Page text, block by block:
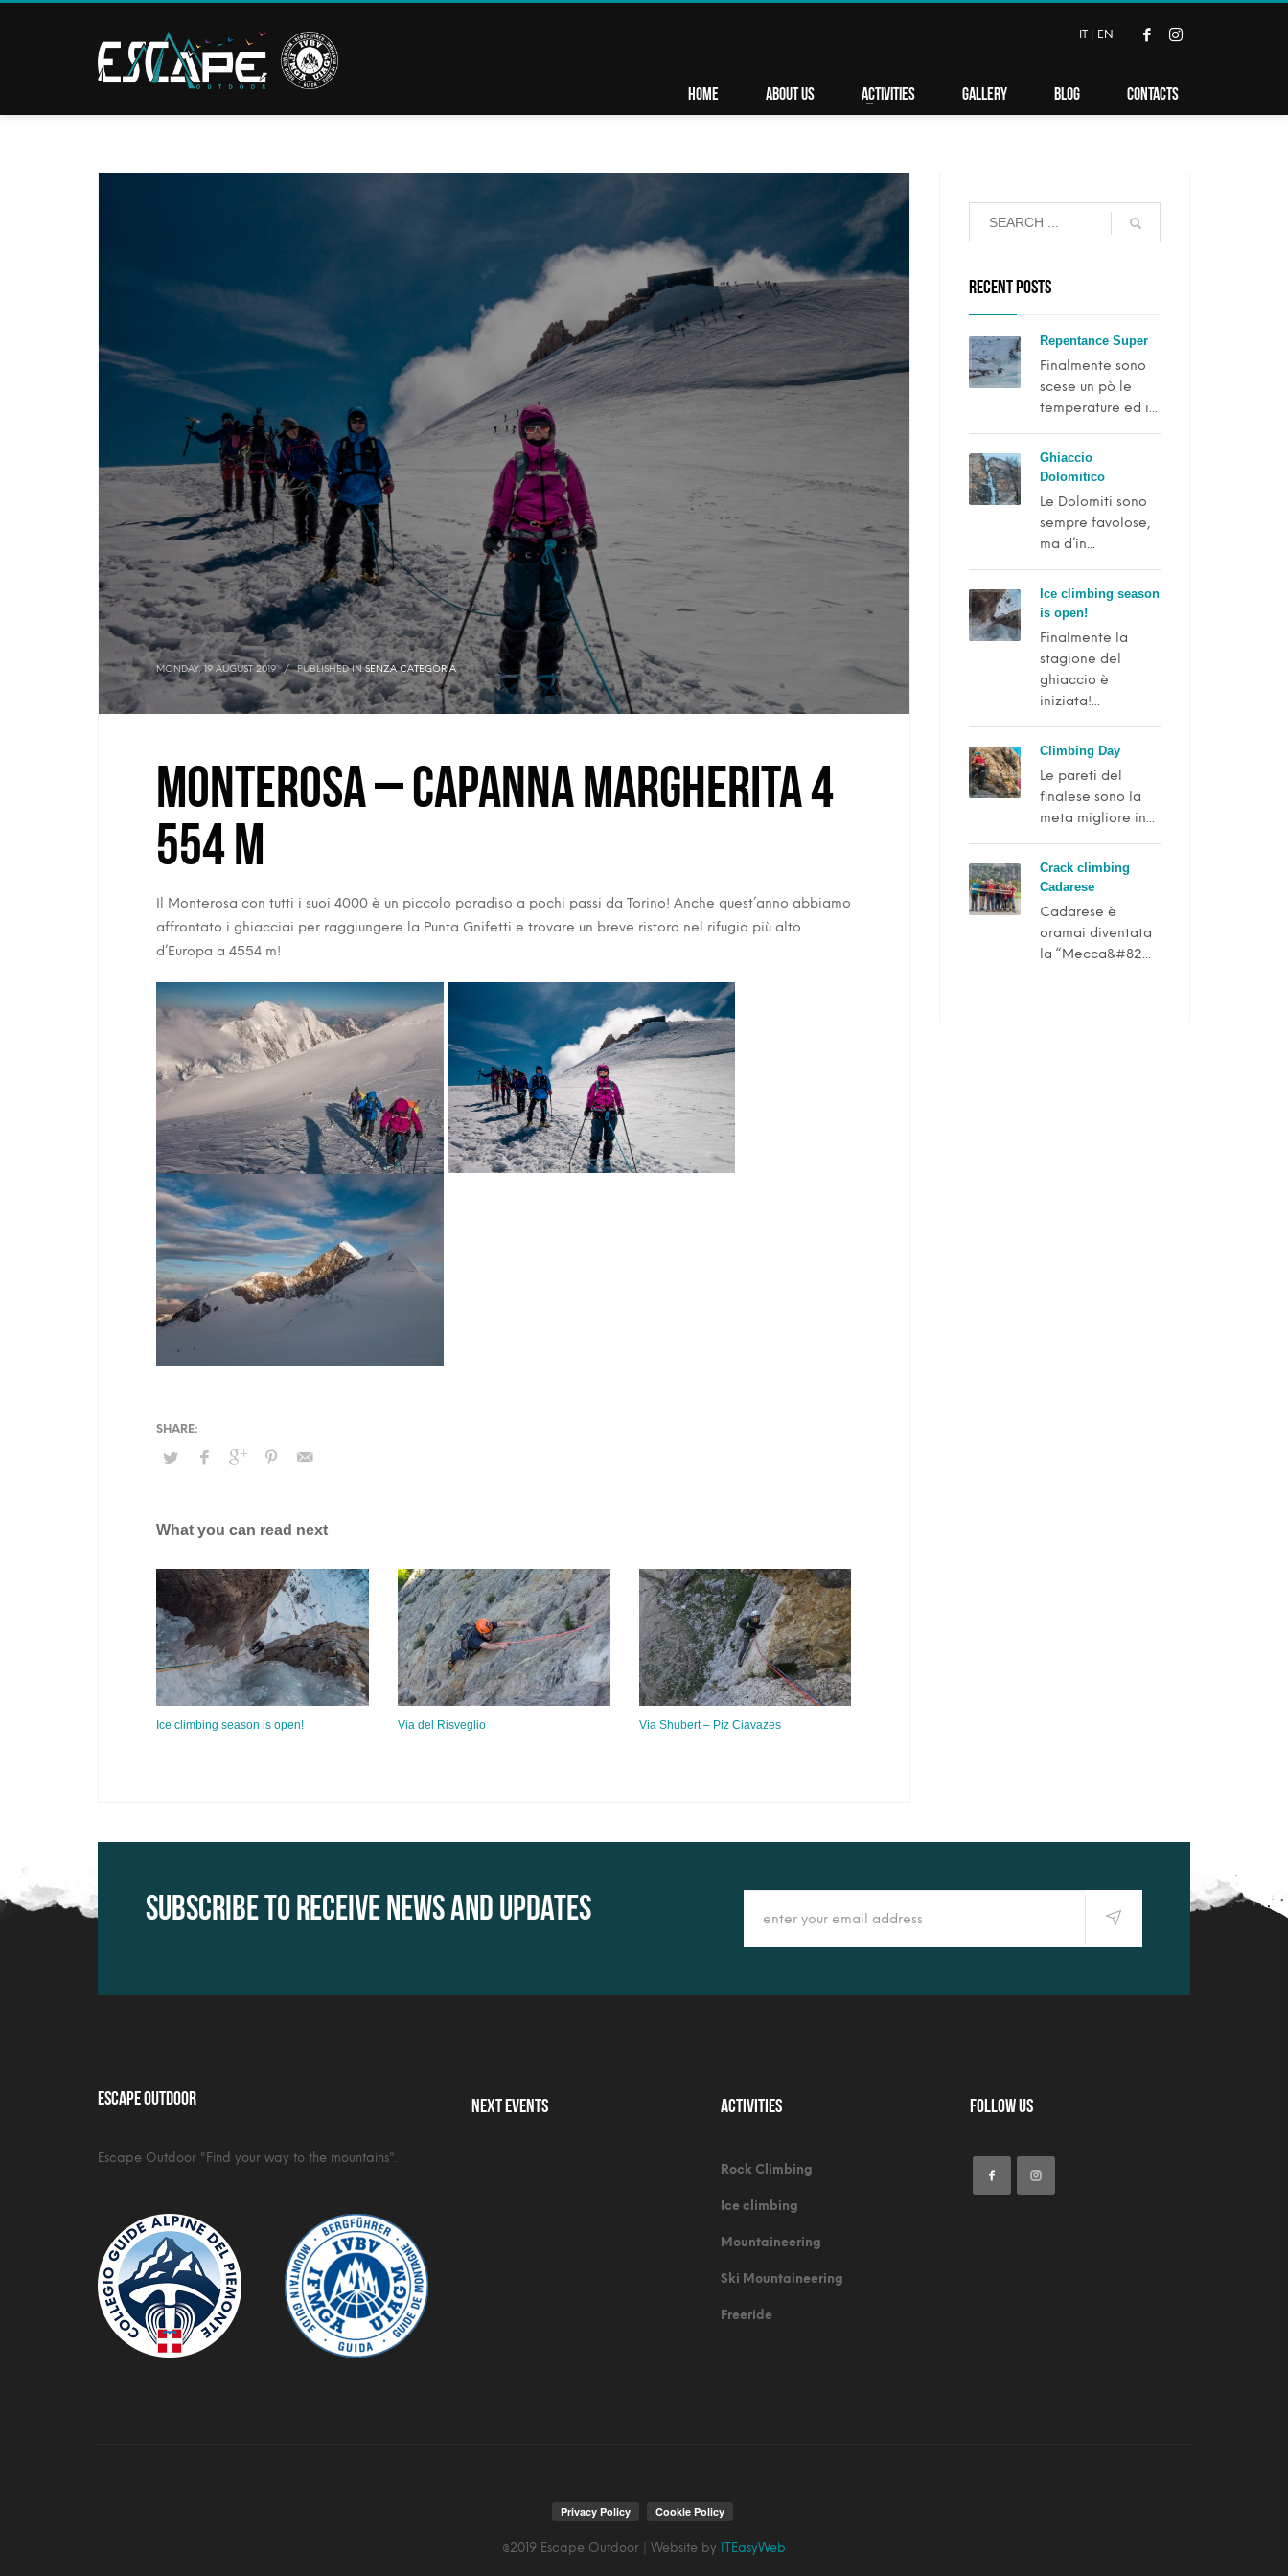
IT | EN
HOME ABOUT US ACTIVITIES GALLERY BLOG CONTACTS
MONDAY, 19 AUGUST 2019 / PUBLISHED INSENZA CATEGORIA
Monterosa – Capanna Margherita 4
554 m
Il Monterosa con tutti i suoi 4000 è un piccolo paradiso a pochi passi da Torino! Anche quest’anno abbiamo
affrontato i ghiacciai per raggiungere la Punta Gnifetti e trovare un breve ristoro nel rifugio più alto
d’Europa a 4554 m!
What you can read next
Ice climbing season is open! Via del Risveglio Via Shubert – Piz Ciavazes
RECENT POSTS
Repentance Super
Finalmente sono
scese un pò le
temperature ed i...
Ghiaccio
Dolomitico
Le Dolomiti sono
sempre favolose,
ma d’in...
Ice climbing season
is open!
Finalmente la
stagione del
ghiaccio è
iniziata!...
Climbing Day
Le pareti del
finalese sono la
meta migliore in...
Crack climbing
Cadarese
Cadarese è
oramai diventata
la “Mecca&#82...
Subscribe to receive news and updates
Escape Outdoor
Escape Outdoor "Find your way to the mountains".
Next Events Activities
Rock Climbing
Ice climbing
Mountaineering
Ski Mountaineering
Freeride
Follow Us
@2019 Escape Outdoor | Website by ITEasyWeb